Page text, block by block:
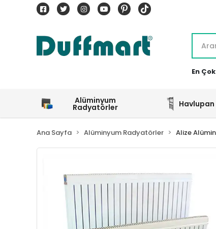
En
Alüminyum
Radyatörler Havlupan
Ana Sayfa Alüminyum Radyatörler Alize